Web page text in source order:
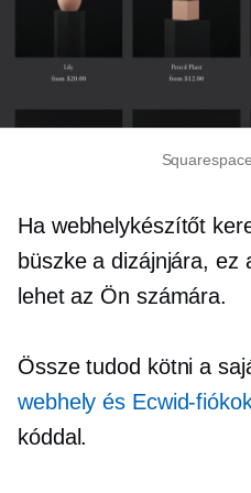
Ha webhelykészítőt
büszke a dizájnjára, ez
lehet az Ön számára.
Össze tudod kötni a
webhely és Ecwid-
kóddal.